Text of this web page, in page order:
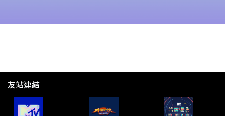
友站連結